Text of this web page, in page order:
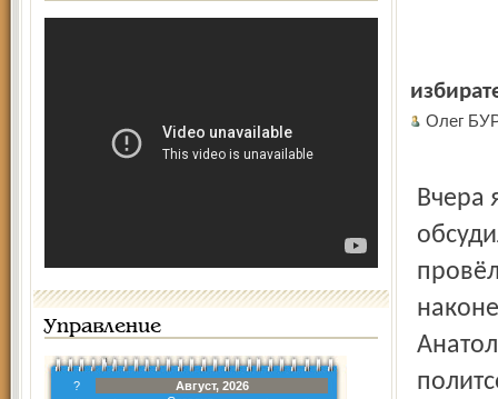
Управление
?
Август, 2026
Олег
Вчера